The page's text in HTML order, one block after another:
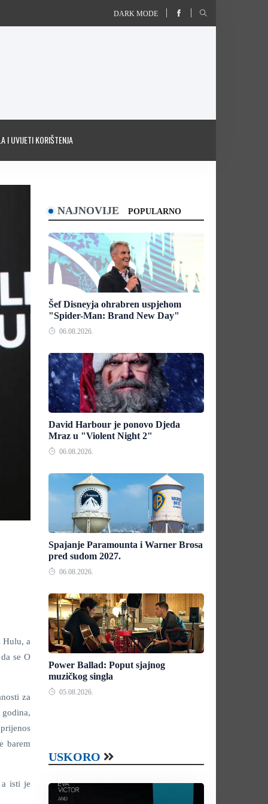
DARK MODE
I UVIJETI KORIŠTENJA
Hulu, a
se O
za
barem
a isti je
NAJNOVIJE POPULARNO
Šef Disneyja ohrabren uspjehom
"Spider-Man: Brand New Day"
06.08.2026.
David Harbour je ponovo Djeda
Mraz u "Violent Night 2"
06.08.2026.
Spajanje Paramounta i Warner Brosa
pred sudom 2027.
06.08.2026.
Power Ballad: Poput sjajnog
muzičkog singla
05.08.2026.
USKORO